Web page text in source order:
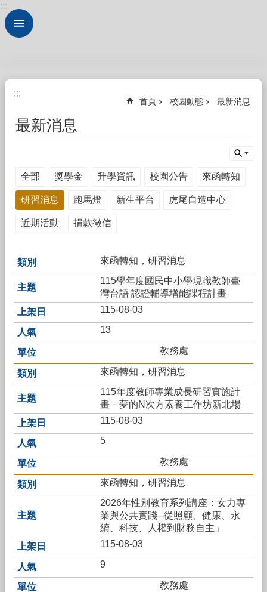
跳到主要內容區塊
進
認
識
校
全
行
服
校
隊
生
新
生
校
務
E
化
教
職
員
課
程
畫
英
語
口
說
展
:::
:::
:::
首頁 校園動態 最新消息
最新消息
全部 獎學金 升學資訊 校園公告 來函轉知
研習消息 跑馬燈 新生平台 虎尾自造中心
近期活動 捐款徵信
來函轉知，研習消息
115學年度國民中小學現職教師臺
灣台語 認證輔導增能課程計畫
115-08-03
13
教務處
來函轉知，研習消息
115年度教師專業成長研習實施計
畫－夢的N次方素養工作坊新北場
115-08-03
5
教務處
來函轉知，研習消息
2026年性別教育系列講座：女力專
業與公共實踐─從照顧、健康、永
續、科技、人權到財務自主」
115-08-03
9
教務處